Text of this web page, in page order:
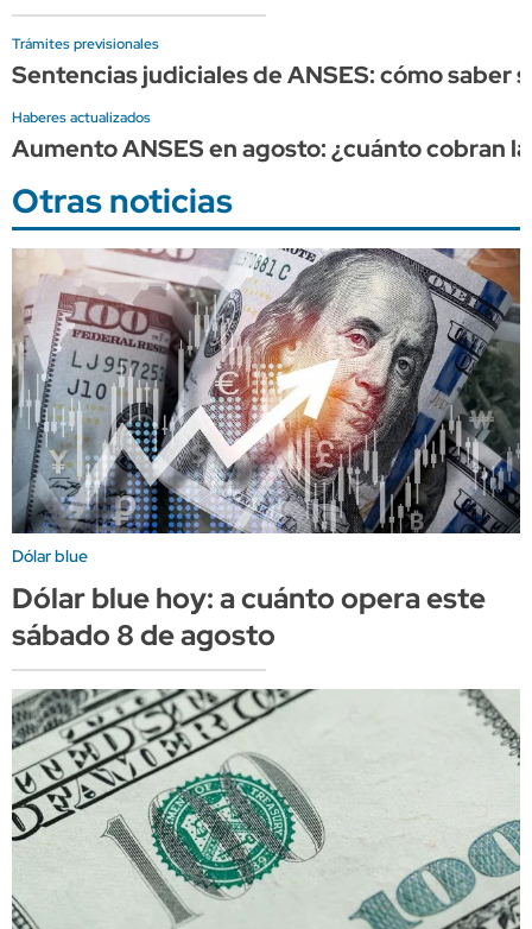
Trámites previsionales
Sentencias judiciales de ANSES: cómo saber
Haberes actualizados
Aumento ANSES en agosto: ¿cuánto cobran
Otras noticias
Dólar blue
Dólar blue hoy: a cuánto opera este
sábado 8 de agosto